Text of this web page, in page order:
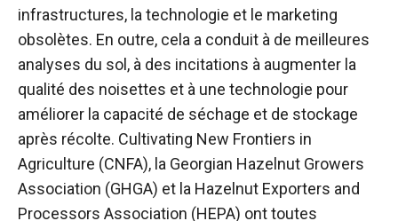
infrastructures, la technologie et le marketing
obsolètes. En outre, cela a conduit à de meilleures
analyses du sol, à des incitations à augmenter la
qualité des noisettes et à une technologie pour
améliorer la capacité de séchage et de stockage
après récolte. Cultivating New Frontiers in
Agriculture (CNFA), la Georgian Hazelnut Growers
Association (GHGA) et la Hazelnut Exporters and
Processors Association (HEPA) ont toutes